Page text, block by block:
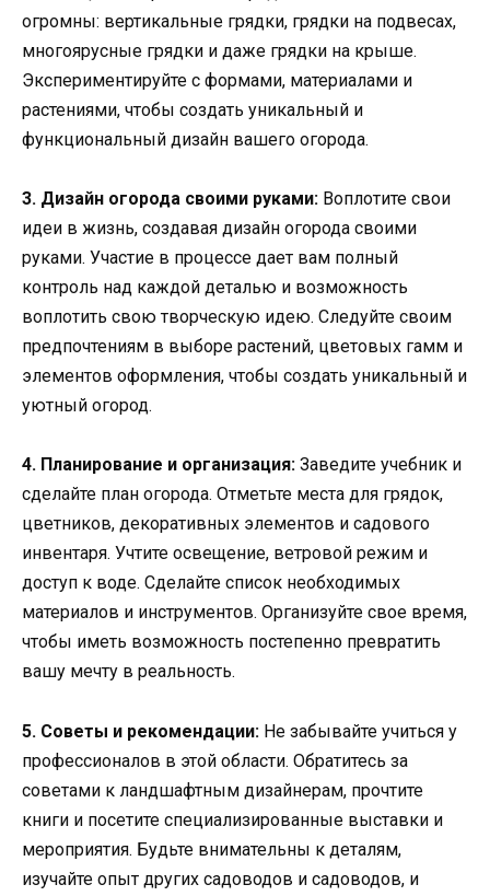
огромны: вертикальные грядки, грядки на подвесах,
многоярусные грядки и даже грядки на крыше.
Экспериментируйте с формами, материалами и
растениями, чтобы создать уникальный и
функциональный дизайн вашего огорода.
3. Дизайн огорода своими руками: Воплотите свои
идеи в жизнь, создавая дизайн огорода своими
руками. Участие в процессе дает вам полный
контроль над каждой деталью и возможность
воплотить свою творческую идею. Следуйте своим
предпочтениям в выборе растений, цветовых гамм и
элементов оформления, чтобы создать уникальный и
уютный огород.
4. Планирование и организация: Заведите учебник и
сделайте план огорода. Отметьте места для грядок,
цветников, декоративных элементов и садового
инвентаря. Учтите освещение, ветровой режим и
доступ к воде. Сделайте список необходимых
материалов и инструментов. Организуйте свое время,
чтобы иметь возможность постепенно превратить
вашу мечту в реальность.
5. Советы и рекомендации: Не забывайте учиться у
профессионалов в этой области. Обратитесь за
советами к ландшафтным дизайнерам, прочтите
книги и посетите специализированные выставки и
мероприятия. Будьте внимательны к деталям,
изучайте опыт других садоводов и садоводов, и